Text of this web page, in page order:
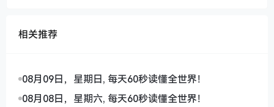
相关推荐
08月09日，星期日, 每天60秒读懂全世界！
08月08日，星期六, 每天60秒读懂全世界！